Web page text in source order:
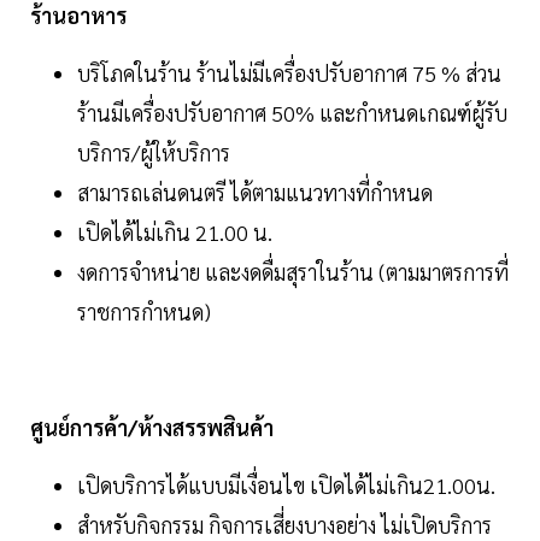
ร้านอาหาร
บริโภคในร้าน ร้านไม่มีเครื่องปรับอากาศ 75 % ส่วน
ร้านมีเครื่องปรับอากาศ 50% และกําหนดเกณฑ์ผู้รับ
บริการ/ผู้ให้บริการ
สามารถเล่นดนตรี ได้ตามแนวทางที่กําหนด
เปิดได้ไม่เกิน 21.00 น.
งดการจําหน่าย และงดดื่มสุราในร้าน (ตามมาตรการที่
ราชการกําหนด)
ศูนย์การค้า/ห้างสรรพสินค้า
เปิดบริการได้แบบมีเงื่อนไข เปิดได้ไม่เกิน21.00น.
สําหรับกิจกรรม กิจการเสี่ยงบางอย่าง ไม่เปิดบริการ